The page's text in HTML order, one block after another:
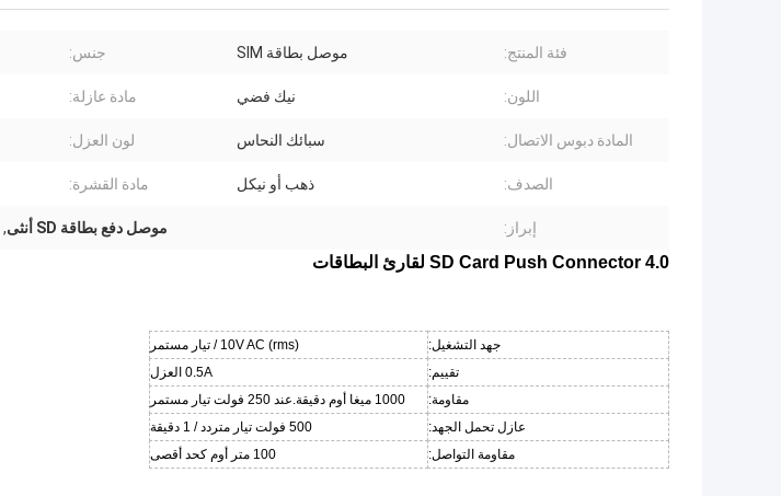
فئة المنتج: موصل بطاقة SIM جنس:
اللون: نيك فضي مادة عازلة:
المادة دبوس الاتصال: سبائك النحاس لون العزل:
الصدف: ذهب أو نيكل مادة القشرة:
إبراز: موصل دفع بطاقة SD أنثى ,
SD Card Push Connector 4.0 لقارئ البطاقات
جهد التشغيل:
10V AC (rms) / تيار مستمر
تقييم:
0.5A العزل
مقاومة:
1000 ميغا أوم دقيقة.عند 250 فولت تيار مستمر
عازل تحمل الجهد:
500 فولت تيار متردد / 1 دقيقة
مقاومة التواصل:
100 متر أوم كحد أقصى